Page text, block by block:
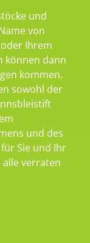
und
von
Ihrem
können dann
kommen.
sowohl der
und des
Sie und Ihr
verraten